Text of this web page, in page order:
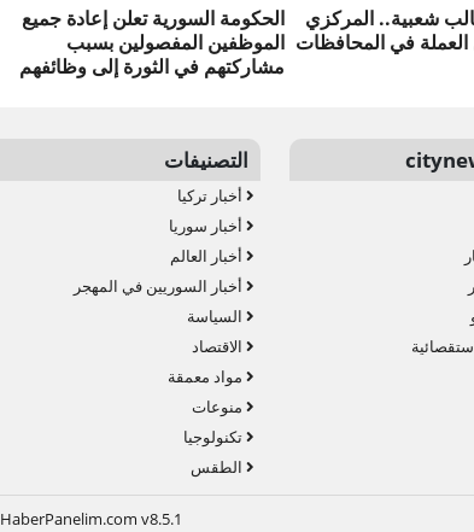
شعبية.. المركزي
العملة في المحافظات
الحكومة السورية تعلن إعادة جميع
الموظفين المفصولين بسبب
مشاركتهم في الثورة إلى وظائفهم
التصنيفات
أخبار تركيا
أخبار سوريا
أخبار العالم
أخبار السوريين في المهجر
السياسة
الاقتصاد
مواد معمقة
منوعات
تكنولوجيا
الطقس
HaberPanelim.com v8.5.1